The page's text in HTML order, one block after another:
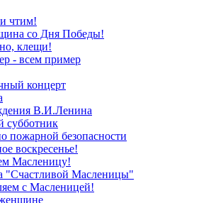
чтим!
со Дня Победы!
клещи!
- всем пример
концерт
В.И.Ленина
субботник
пожарной безопасности
воскресенье!
Масленицу!
"Счастливой Масленицы"
с Масленицей!